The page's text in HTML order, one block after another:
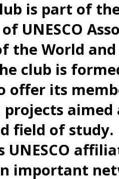
is part of
UNESCO
the World
club is
offer its
field of study.
UNESCO
important